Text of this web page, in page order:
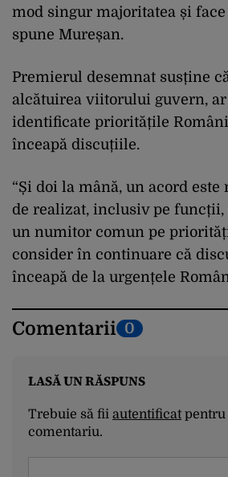
mod singur majoritatea și face
spune Mureșan.
Premierul desemnat susține
alcătuirea viitorului guvern,
identificate prioritățile
înceapă discuțiile.
“Și doi la mână, un acord
de realizat, inclusiv pe funcții,
un numitor comun pe
consider în continuare că
înceapă de la urgențele
Comentarii 0
LASĂ UN RĂSPUNS
Trebuie să fii autentificatpentru
comentariu.